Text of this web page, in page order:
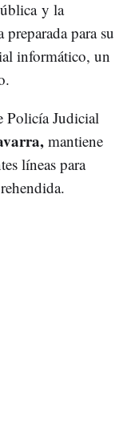
y la
para su
informático, un
Policía Judicial
mantiene
líneas para